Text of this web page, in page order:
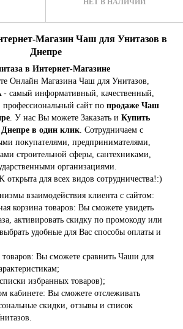
НЕТ В НАЛИЧИИ
Магазин Чаш для Унитазов в
Днепре
в Интернет-Магазине
Онлайн Магазина Чаш для Унитазов,
самый информативный, качественный,
сайт по продаже Чаш
. У нас Вы можете Заказать и Купить
в один клик. Сотрудничаем с
покупателями, предпринимателями,
строительной сферы, сантехниками,
организациями.
для всех видов сотрудничества!:)
взаимодействия клиента с сайтом:
корзина товаров: Вы сможете увидеть
активировать скидку по промокоду или
удобные для Вас способы оплаты и
Вы сможете сравнить Чаши для
избранных товаров);
кабинете: Вы сможете отслеживать
скидки, отзывы и список